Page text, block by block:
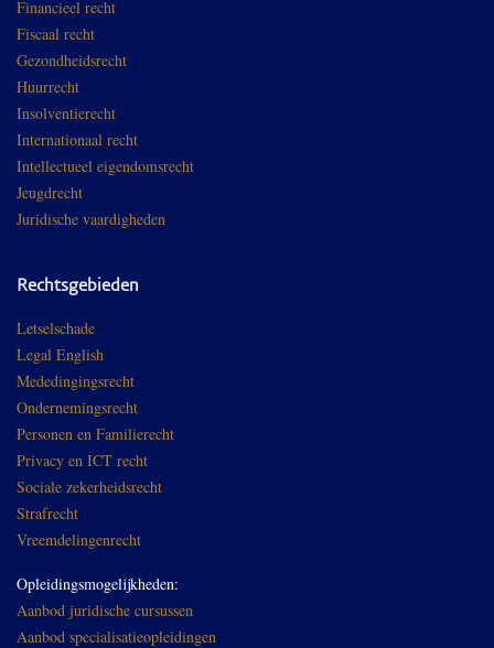
Financieel recht
Fiscaal recht
Gezondheidsrecht
Huurrecht
Insolventierecht
Internationaal recht
Intellectueel eigendomsrecht
Jeugdrecht
Juridische vaardigheden
Rechtsgebieden
Letselschade
Legal English
Mededingingsrecht
Ondernemingsrecht
Personen en Familierecht
Privacy en ICT recht
Sociale zekerheidsrecht
Strafrecht
Vreemdelingenrecht
Opleidingsmogelijkheden:
Aanbod juridische cursussen
Aanbod specialisatieopleidingen